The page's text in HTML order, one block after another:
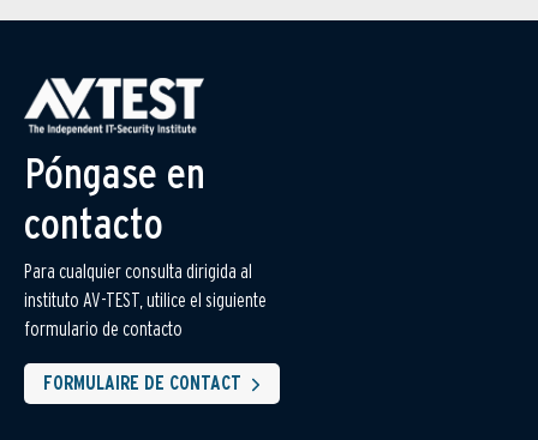
Póngase en
contacto
Para cualquier consulta dirigida al
instituto AV-TEST, utilice el siguiente
formulario de contacto
FORMULAIRE DE CONTACT